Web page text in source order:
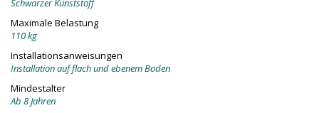
Schwarzer Kunststoff
Maximale Belastung
110 kg
Installationsanweisungen
Installation auf flach und ebenem Boden
Mindestalter
Ab 8 Jahren